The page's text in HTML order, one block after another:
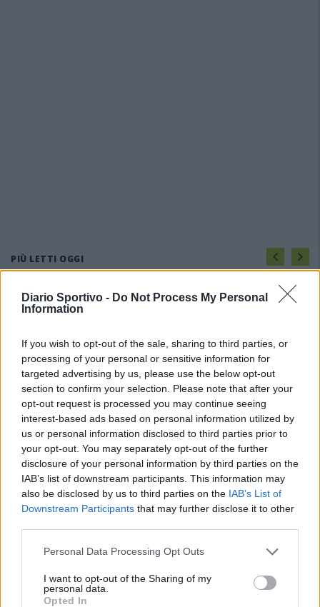
Diario Sportivo - Do Not Process My Personal
Information
If you wish to opt-out of the sale, sharing to third parties, or
processing of your personal or sensitive information for
targeted advertising by us, please use the below opt-out
section to confirm your selection. Please note that after your
opt-out request is processed you may continue seeing
interest-based ads based on personal information utilized by
us or personal information disclosed to third parties prior to
your opt-out. You may separately opt-out of the further
disclosure of your personal information by third parties on the
IAB’s list of downstream participants. This information may
also be disclosed by us to third parties on the IAB’s List of
Downstream Participants that may further disclose it to other
Personal Data Processing Opt Outs
I want to opt-out of the Sharing of my
personal data.
Opted In
PIÙ LETTI OGGI
L'Ossese si prepara all'esordio in D: Forzati,
7 Ago 2026
Per Carbonia e Olbia si apre lo spiraglio di
ripartire dalla Seconda
7 Ago 2026
Il Selargius rinforza il centrocampo con
Manuel Rinino e Samuele Vacca
6 Ago 2026
Definiti gli organici di Prima con l'aggiunta
8 ripescaggi
7 Ago 2026
Su Porto Corallo binchet s'isparègiu play-off
contra a su Taloro Gavoi